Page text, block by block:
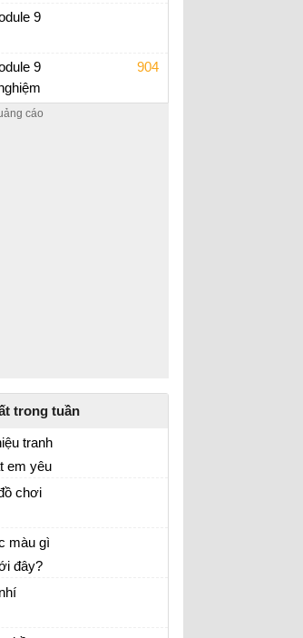
9 Tiểu Học
9
9 Tiểu Học
9
904
9 Tiểu Học
trong tuần
tranh
em yêu
chơi
màu gì
đây?